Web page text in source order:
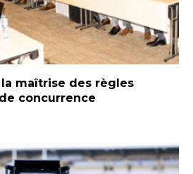
maîtrise des règles
concurrence